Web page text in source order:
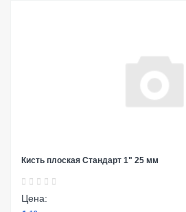
Кисть плоская Стандарт 1" 25 мм
Цена: